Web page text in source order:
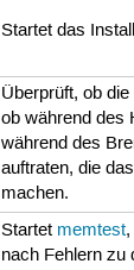
Startet das
Überprüft, ob
ob während des
während des
auftraten, die
machen.
Startet memtest
nach Fehlern zu